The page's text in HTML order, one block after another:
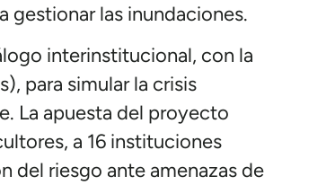
gestionar las inundaciones.
interinstitucional, con la
para simular la crisis
La apuesta del proyecto
a 16 instituciones
del riesgo ante amenazas de